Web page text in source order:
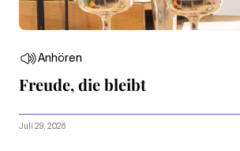
Anhören
Freude, die bleibt
Juli 29, 2026